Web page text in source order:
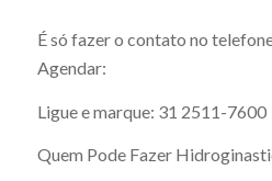
É só fazer o contato no
Agendar:
Ligue e marque: 31 2511-7600
Quem Pode Fazer